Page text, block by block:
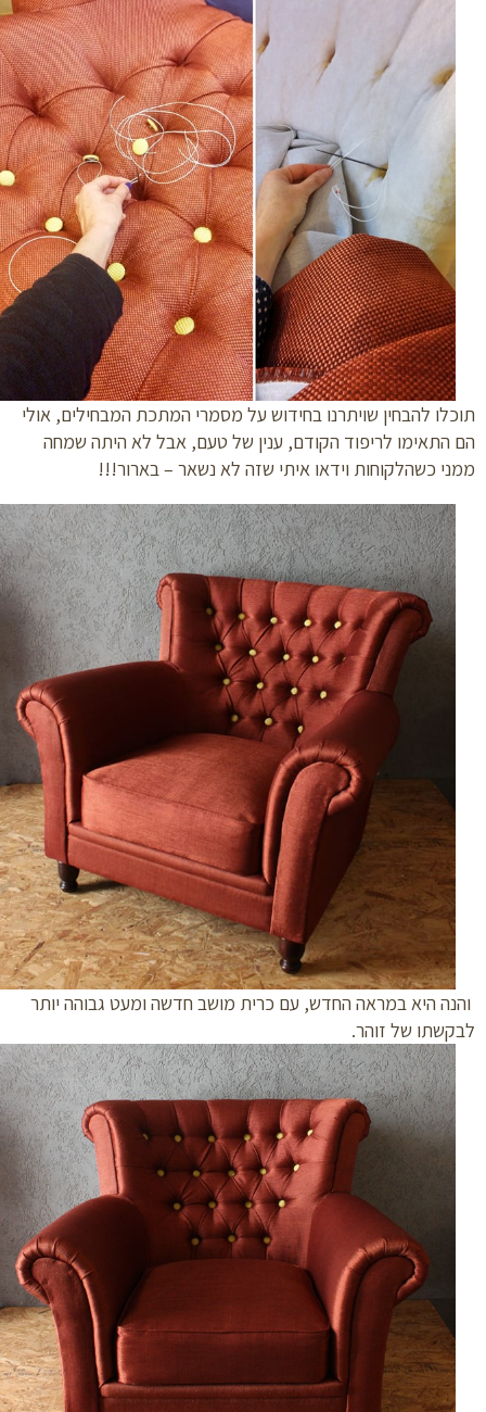
להבחין שויתרנו בחידוש על מסמרי המתכת המבחילים, אולי
התאימו לריפוד הקודם, ענין של טעם, אבל לא היתה שמחה
כשהלקוחות וידאו איתי שזה לא נשאר – בארור!!!
היא במראה החדש, עם כרית מושב חדשה ומעט גבוהה יותר
של זוהר.